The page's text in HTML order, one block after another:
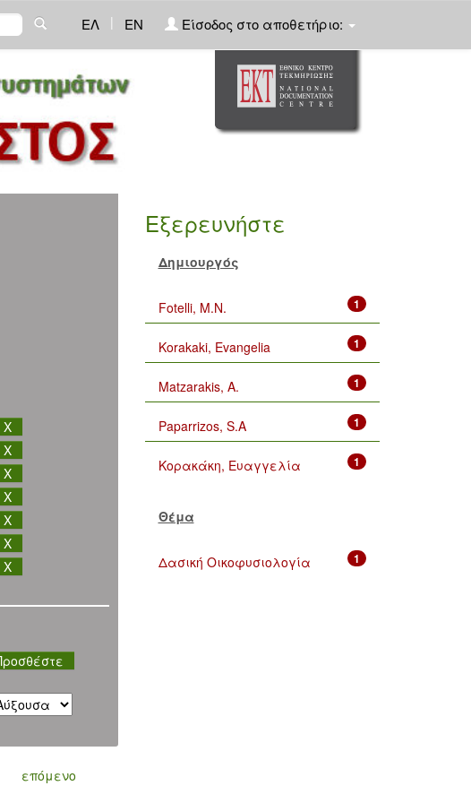
ΕΛ | EN Είσοδος στο αποθετήριο:
επόμενο
Εξερευνήστε
Δημιουργός
1
Fotelli, M.N.
1
Korakaki, Evangelia
1
Matzarakis, A.
1
Paparrizos, S.A
1
Κορακάκη, Ευαγγελία
Θέμα
1
Δασική Οικοφυσιολογία